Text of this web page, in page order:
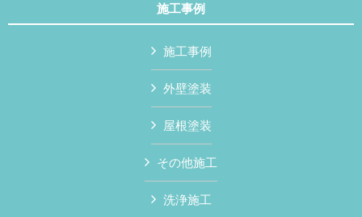
施工事例
施工事例
外壁塗装
屋根塗装
その他施工
洗浄施工